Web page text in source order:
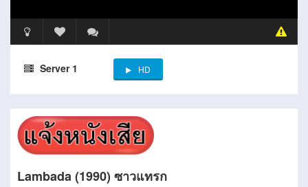
Server 1 HD
Lambada (1990) ซาวแทรก